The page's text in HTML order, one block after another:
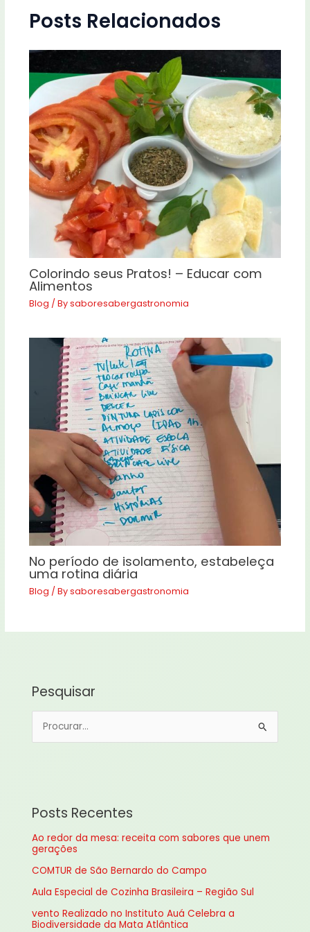
Posts Relacionados
Colorindo seus Pratos! – Educar com
Alimentos
Blog / Bysaboresabergastronomia
No período de isolamento, estabeleça
uma rotina diária
Blog / Bysaboresabergastronomia
Pesquisar
i
s
a
r
p
o
Posts Recentes
Ao redor da mesa: receita com sabores que unem
gerações
COMTUR de São Bernardo do Campo
Aula Especial de Cozinha Brasileira – Região Sul
vento Realizado no Instituto Auá Celebra a
Biodiversidade da Mata Atlântica